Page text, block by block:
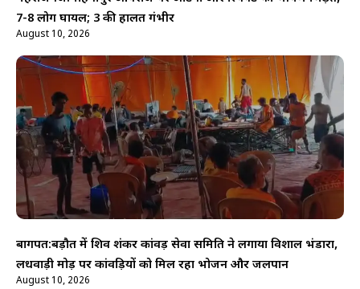
7-8 लोग घायल; 3 की हालत गंभीर
August 10, 2026
बागपत:बड़ौत में शिव शंकर कांवड़ सेवा समिति ने लगाया विशाल भंडारा,
लधवाड़ी मोड़ पर कांवड़ियों को मिल रहा भोजन और जलपान
August 10, 2026